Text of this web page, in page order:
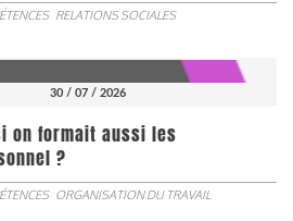
RELATIONS SOCIALES
30 / 07 / 2026
on formait aussi les
?
ORGANISATION DU TRAVAIL